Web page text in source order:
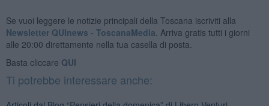
Se vuoi leggere le notizie principali della Toscana iscriviti alla
Newsletter QUInews - ToscanaMedia. Arriva gratis tutti i giorni
alle 20:00 direttamente nella tua casella di posta.
Basta cliccare QUI
Ti potrebbe interessare anche: